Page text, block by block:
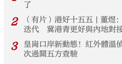
了
2
（有片）港好十五五 | 董煜
迭代 冀港青更好與內地對
3
皇崗口岸新動態！紅外體
次過關五方查驗